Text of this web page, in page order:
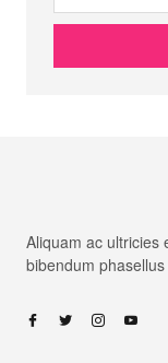
Aliquam ac ultricies
bibendum